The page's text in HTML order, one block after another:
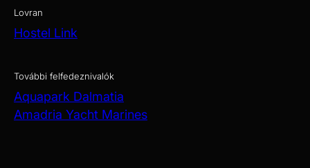
Lovran
Hostel Link
További felfedeznivalók
Aquapark Dalmatia
Amadria Yacht Marines